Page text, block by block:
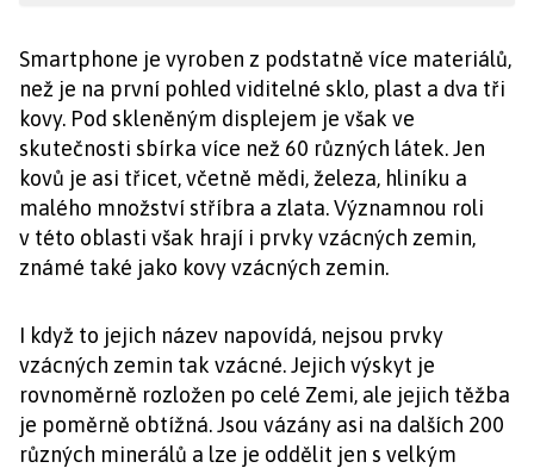
Smartphone je vyroben z podstatně více materiálů,
než je na první pohled viditelné sklo, plast a dva tři
kovy. Pod skleněným displejem je však ve
skutečnosti sbírka více než 60 různých látek. Jen
kovů je asi třicet, včetně mědi, železa, hliníku a
malého množství stříbra a zlata. Významnou roli
v této oblasti však hrají i prvky vzácných zemin,
známé také jako kovy vzácných zemin.
I když to jejich název napovídá, nejsou prvky
vzácných zemin tak vzácné. Jejich výskyt je
rovnoměrně rozložen po celé Zemi, ale jejich těžba
je poměrně obtížná. Jsou vázány asi na dalších 200
různých minerálů a lze je oddělit jen s velkým